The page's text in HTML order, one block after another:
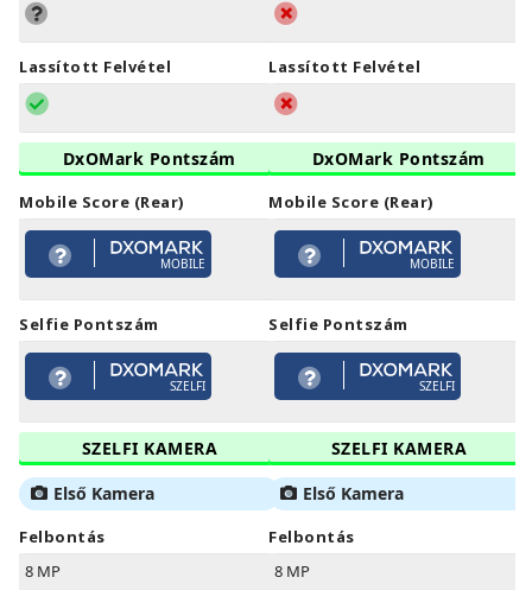
Lassított Felvétel
DxOMark Pontszám
Mobile Score (Rear)
MOBILE
Selfie Pontszám
SZELFI
SZELFI KAMERA
Első Kamera
Felbontás
8 MP
Lassított Felvétel
DxOMark Pontszám
Mobile Score (Rear)
MOBILE
Selfie Pontszám
SZELFI
SZELFI KAMERA
Első Kamera
Felbontás
8 MP